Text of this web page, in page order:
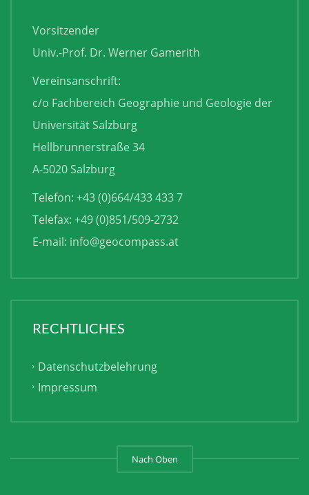
Vorsitzender
Univ.-Prof. Dr. Werner Gamerith
Vereinsanschrift:
c/o Fachbereich Geographie und Geologie der
Universität Salzburg
Hellbrunnerstraße 34
A-5020 Salzburg
Telefon: +43 (0)664/433 433 7
Telefax: +49 (0)851/509-2732
E-mail: info@geocompass.at
RECHTLICHES
Datenschutzbelehrung
Impressum
Nach Oben